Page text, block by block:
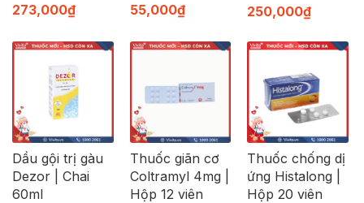
273,000₫
55,000₫ 250,000₫
Dầu gội trị gàu
Dezor | Chai
60ml
Thuốc giãn cơ
Coltramyl 4mg |
Hộp 12 viên
Thuốc chống dị
ứng Histalong |
Hộp 20 viên